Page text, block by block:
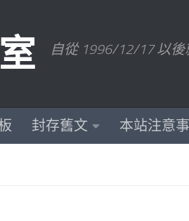
自從 1996/12/17 以
封存舊文 本站注意